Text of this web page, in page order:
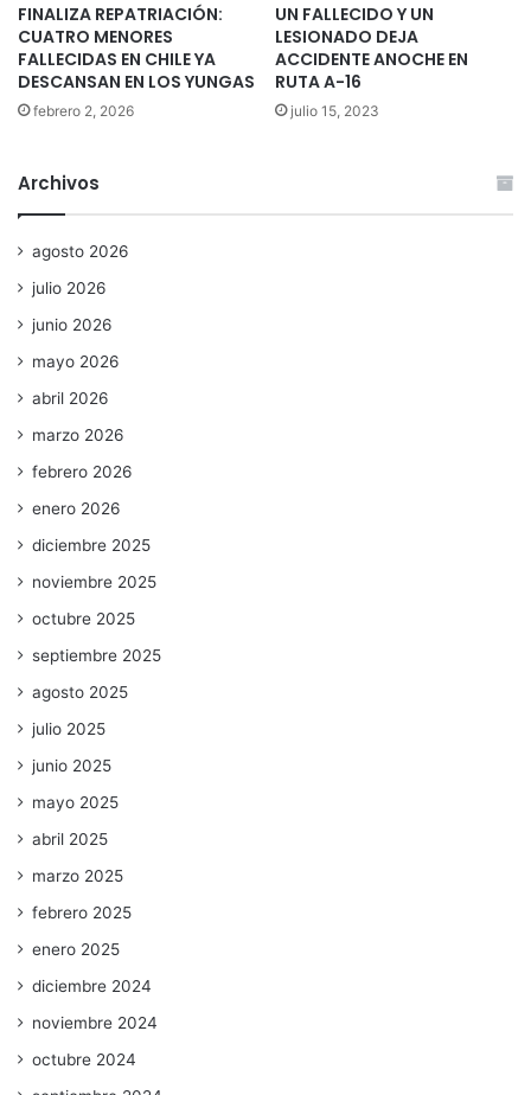
FINALIZA REPATRIACIÓN:
CUATRO MENORES
FALLECIDAS EN CHILE YA
DESCANSAN EN LOS YUNGAS
febrero 2, 2026
UN FALLECIDO Y UN
LESIONADO DEJA
ACCIDENTE ANOCHE EN
RUTA A-16
julio 15, 2023
Archivos
agosto 2026
julio 2026
junio 2026
mayo 2026
abril 2026
marzo 2026
febrero 2026
enero 2026
diciembre 2025
noviembre 2025
octubre 2025
septiembre 2025
agosto 2025
julio 2025
junio 2025
mayo 2025
abril 2025
marzo 2025
febrero 2025
enero 2025
diciembre 2024
noviembre 2024
octubre 2024